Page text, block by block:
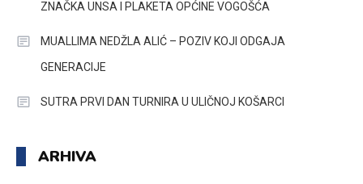
ZNAČKA UNSA I PLAKETA OPĆINE VOGOŠĆA
MUALLIMA NEDŽLA ALIĆ – POZIV KOJI ODGAJA
GENERACIJE
SUTRA PRVI DAN TURNIRA U ULIČNOJ KOŠARCI
ARHIVA